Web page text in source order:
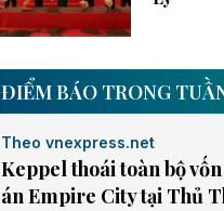
ĐIỂM BÁO TRONG
Theo vnexpress.net
Keppel thoái toàn bộ
án Empire City tại Thủ